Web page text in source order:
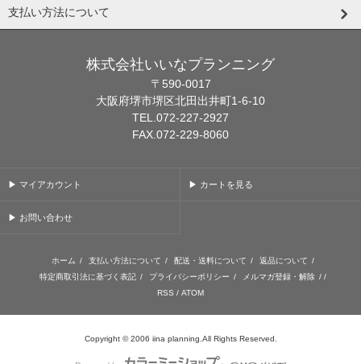
支払い方法について
株式会社いいなプランニング
〒590-0017
大阪府堺市堺区北田出井町1-6-10
TEL.072-227-2927
FAX.072-229-8060
▶ マイアカウント ▶ カートを見る
▶ お問い合わせ
ホーム / 支払い方法について / 配送・送料について / 返品について /
特定商取引法に基づく表記 / プライバシーポリシー / メルマガ登録・解除 / /
RSS / ATOM
Copyright © 2006 iina planning.All Rights Reserved.